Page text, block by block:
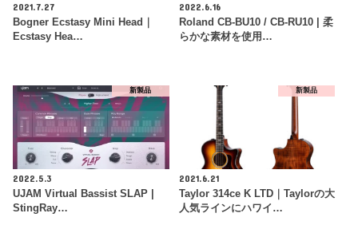
2021.7.27
Bogner Ecstasy Mini Head｜
Ecstasy Hea…
2022.6.16
Roland CB-BU10 / CB-RU10 | 柔
らかな素材を使用…
新製品
2022.5.3
UJAM Virtual Bassist SLAP |
StingRay…
新製品
2021.6.21
Taylor 314ce K LTD｜Taylorの大
人気ラインにハワイ…